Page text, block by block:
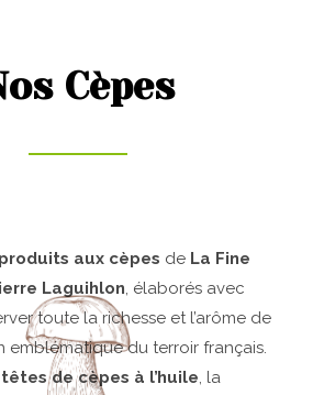
Cèpes
produits aux cèpes de La Fine
Laguihlon, élaborés avec
toute la richesse et l’arôme de
emblématique du terroir français.
têtes de cèpes à l’huile, la